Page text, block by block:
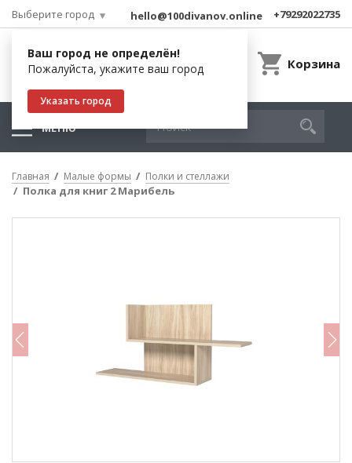
Выберите город
Ваш город не определён!
Пожалуйста, укажите ваш город
Указать город
hello@100divanov.online +79292022735
Корзина
МЕНЮ
Главная Малые формы Полки и стеллажи
Полка для книг 2 Марибель